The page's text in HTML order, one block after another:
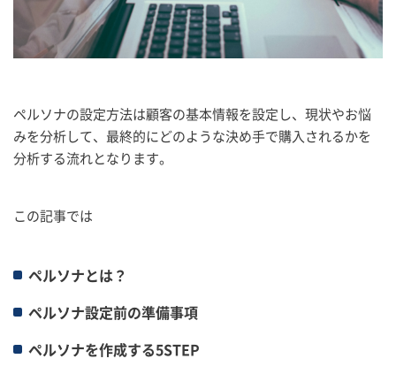
ペルソナの設定方法は顧客の基本情報を設定し、現状やお悩
みを分析して、最終的にどのような決め手で購入されるかを
分析する流れとなります。
この記事では
ペルソナとは？
ペルソナ設定前の準備事項
ペルソナを作成する5STEP